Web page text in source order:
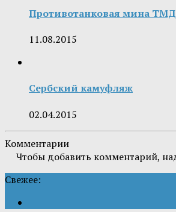
Противотанковая мина
11.08.2015
Сербский камуфляж
02.04.2015
Комментарии
Чтобы добавить комментарий,
Свежее: